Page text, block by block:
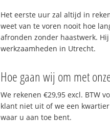
Het eerste uur zal altijd in
weet van te voren nooit hoe
afronden zonder haastwerk.
werkzaamheden in Utrecht.
Hoe gaan wij om met
We rekenen €29,95 excl. BTW
klant niet uit of we een
waar u aan toe bent.